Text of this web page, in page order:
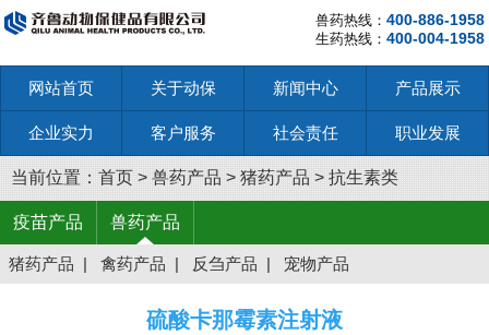
兽药热线： 400-886-1958
生药热线： 400-004-1958
网站首页 关于动保 新闻中心 产品展示
企业实力 客户服务 社会责任 职业发展
当前位置： 首页 > 兽药产品 > 猪药产品 > 抗生素类
疫苗产品 兽药产品
猪药产品 | 禽药产品 | 反刍产品 | 宠物产品
硫酸卡那霉素注射液